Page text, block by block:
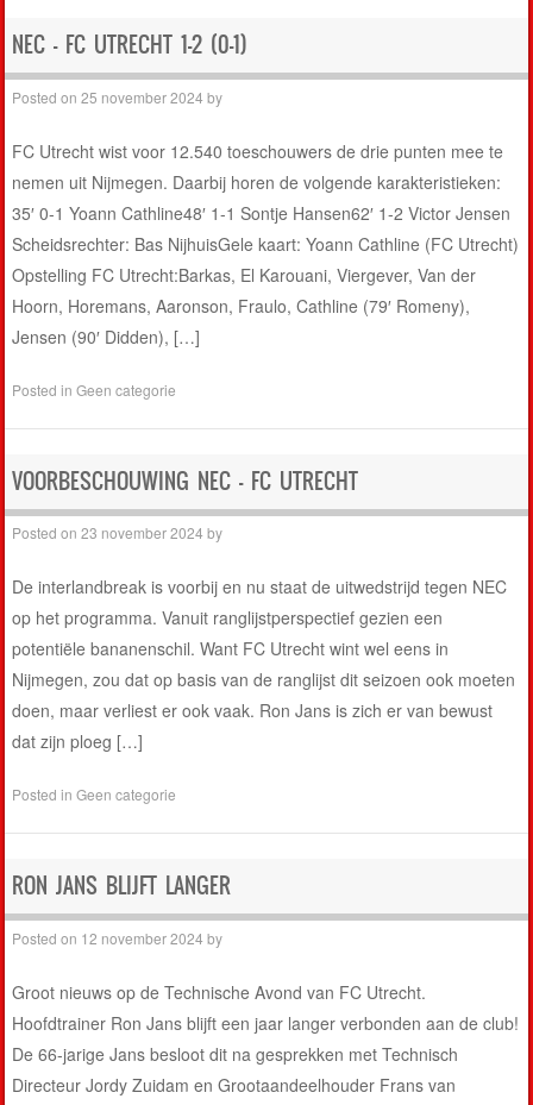
NEC – FC UTRECHT 1-2 (0-1)
Posted on25 november 2024 by
FC Utrecht wist voor 12.540 toeschouwers de drie punten mee te
nemen uit Nijmegen. Daarbij horen de volgende karakteristieken:
35′ 0-1 Yoann Cathline48′ 1-1 Sontje Hansen62′ 1-2 Victor Jensen
Scheidsrechter: Bas NijhuisGele kaart: Yoann Cathline (FC Utrecht)
Opstelling FC Utrecht:Barkas, El Karouani, Viergever, Van der
Hoorn, Horemans, Aaronson, Fraulo, Cathline (79′ Romeny),
Jensen (90′ Didden), […]
Posted inGeen categorie
VOORBESCHOUWING NEC – FC UTRECHT
Posted on23 november 2024 by
De interlandbreak is voorbij en nu staat de uitwedstrijd tegen NEC
op het programma. Vanuit ranglijstperspectief gezien een
potentiële bananenschil. Want FC Utrecht wint wel eens in
Nijmegen, zou dat op basis van de ranglijst dit seizoen ook moeten
doen, maar verliest er ook vaak. Ron Jans is zich er van bewust
dat zijn ploeg […]
Posted inGeen categorie
RON JANS BLIJFT LANGER
Posted on 12 november 2024 by
Groot nieuws op de Technische Avond van FC Utrecht.
Hoofdtrainer Ron Jans blijft een jaar langer verbonden aan de club!
De 66-jarige Jans besloot dit na gesprekken met Technisch
Directeur Jordy Zuidam en Grootaandeelhouder Frans van